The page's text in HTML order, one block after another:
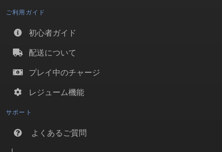
ご利用ガイド
初心者ガイド
配送について
プレイ中のチャージ
レジューム機能
サポート
よくあるご質問